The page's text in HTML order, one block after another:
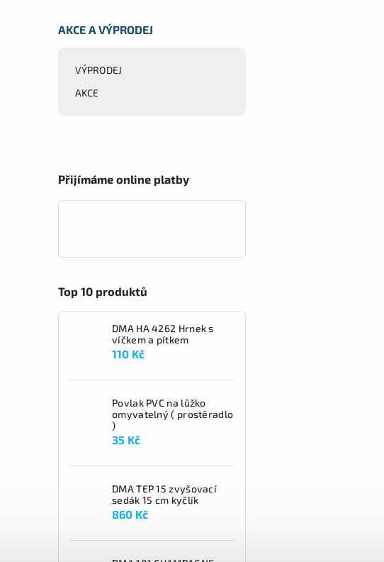
AKCE A VÝPRODEJ
VÝPRODEJ
AKCE
Přijímáme online platby
Top 10 produktů
DMA HA 4262 Hrnek s
víčkem a pítkem
110 Kč
Povlak PVC na lůžko
omyvatelný ( prostěradlo
)
35 Kč
DMA TEP 15 zvyšovací
sedák 15 cm kyčlík
860 Kč